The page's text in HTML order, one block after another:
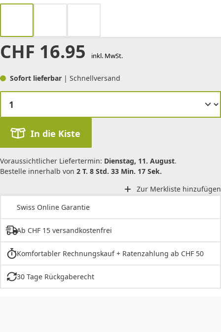
CHF 16.95 inkl. MwSt.
Sofort lieferbar | Schnellversand
In die Kiste
Voraussichtlicher Liefertermin: Dienstag, 11. August.
Bestelle innerhalb von 2 T. 8 Std. 33 Min. 17 Sek.
Zur Merkliste hinzufügen
Swiss Online Garantie
Ab CHF 15 versandkostenfrei
Komfortabler Rechnungskauf + Ratenzahlung ab CHF 50
30 Tage Rückgaberecht